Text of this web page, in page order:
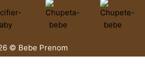
© Bebe Prenom